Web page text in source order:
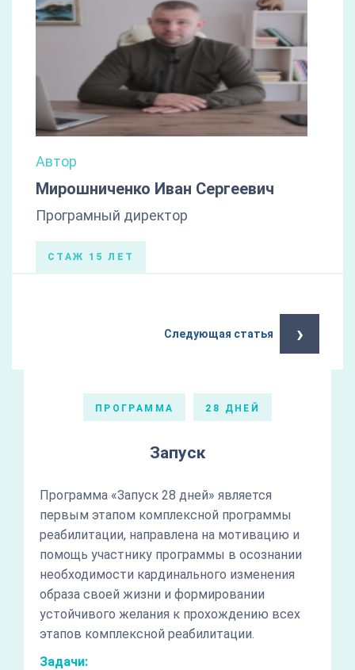
Автор
Мирошниченко Иван Сергеевич
Програмный директор
СТАЖ 15 ЛЕТ
Следующая статья ›
ПРОГРАММА 28 ДНЕЙ
Запуск
Программа «Запуск 28 дней» является
первым этапом комплексной программы
реабилитации, направлена на мотивацию и
помощь участнику программы в осознании
необходимости кардинального изменения
образа своей жизни и формировании
устойчивого желания к прохождению всех
этапов комплексной реабилитации.
Задачи: